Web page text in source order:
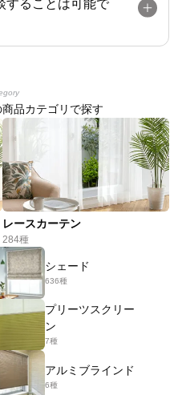
することは可能で
品カテゴリで探す
レースカーテン
284種
シェード
636種
プリーツスクリー
ン
7種
アルミブラインド
6種